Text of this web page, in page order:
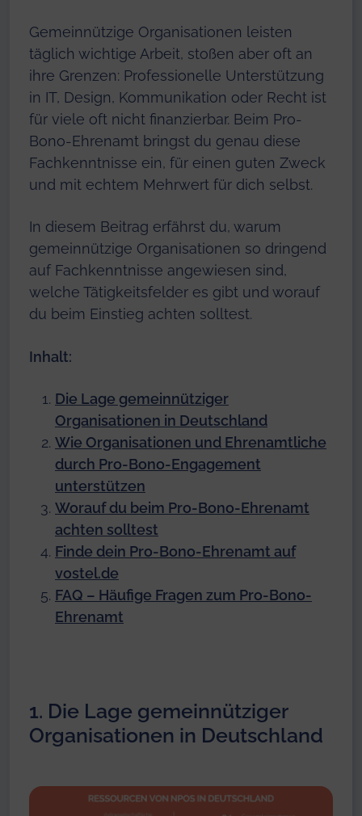
Gemeinnützige Organisationen leisten
täglich wichtige Arbeit, stoßen aber oft an
ihre Grenzen: Professionelle Unterstützung
in IT, Design, Kommunikation oder Recht ist
für viele oft nicht finanzierbar. Beim Pro-
Bono-Ehrenamt bringst du genau diese
Fachkenntnisse ein, für einen guten Zweck
und mit echtem Mehrwert für dich selbst.
In diesem Beitrag erfährst du, warum
gemeinnützige Organisationen so dringend
auf Fachkenntnisse angewiesen sind,
welche Tätigkeitsfelder es gibt und worauf
du beim Einstieg achten solltest.
Inhalt:
Die Lage gemeinnütziger
Organisationen in Deutschland
Wie Organisationen und Ehrenamtliche
durch Pro-Bono-Engagement
unterstützen
Worauf du beim Pro-Bono-Ehrenamt
achten solltest
Finde dein Pro-Bono-Ehrenamt auf
vostel.de
FAQ – Häufige Fragen zum Pro-Bono-
Ehrenamt
1. Die Lage gemeinnütziger
Organisationen in Deutschland